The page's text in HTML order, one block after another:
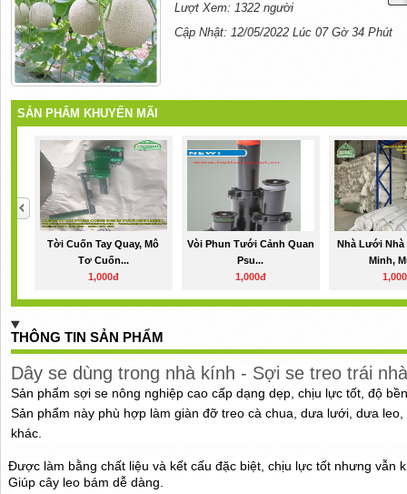
Lượt Xem: 1322 người
Cập Nhật: 12/05/2022 Lúc 07 Gờ 34 Phút
SẢN PHẨM KHUYẾN MÃI
Tời Cuốn Tay Quay, Mô
Tơ Cuốn...
1,000đ
Vòi Phun Tưới Cảnh Quan
Psu...
1,000đ
Nhà Lưới Nhà
Minh,
THÔNG TIN SẢN PHẨM
Dây se dùng trong nhà kính - Sợi se treo trái
Sản phẩm sợi se nông nghiệp cao cấp dạng dẹp, chịu lực tốt, độ
Sản phẩm này phù hợp làm giàn đỡ treo cà chua, dưa lưới, dưa
khác.
Được làm bằng chất liệu và kết cấu đặc biệt, chịu lực tốt nhưng vẫn
Giúp cây leo bám dễ dàng.